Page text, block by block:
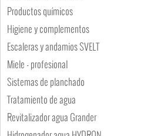
Productos químicos
Higiene y complementos
Escaleras y andamios SVELT
Miele - profesional
Sistemas de planchado
Tratamiento de agua
Revitalizador agua Grander